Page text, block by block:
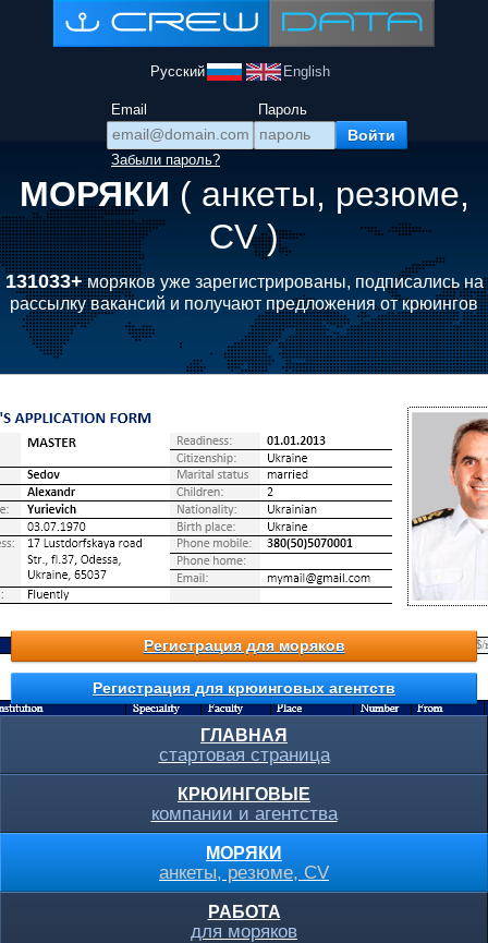
Русский English
Email Пароль
Забыли пароль?
МОРЯКИ ( анкеты, резюме,
CV )
131033+моряков уже зарегистрированы, подписались на
рассылку вакансий и получают предложения от крюингов
Регистрация для моряков
Регистрация для крюинговых агентств
ГЛАВНАЯ
стартовая страница
КРЮИНГОВЫЕ
компании и агентства
МОРЯКИ
анкеты, резюме, CV
РАБОТА
для моряков